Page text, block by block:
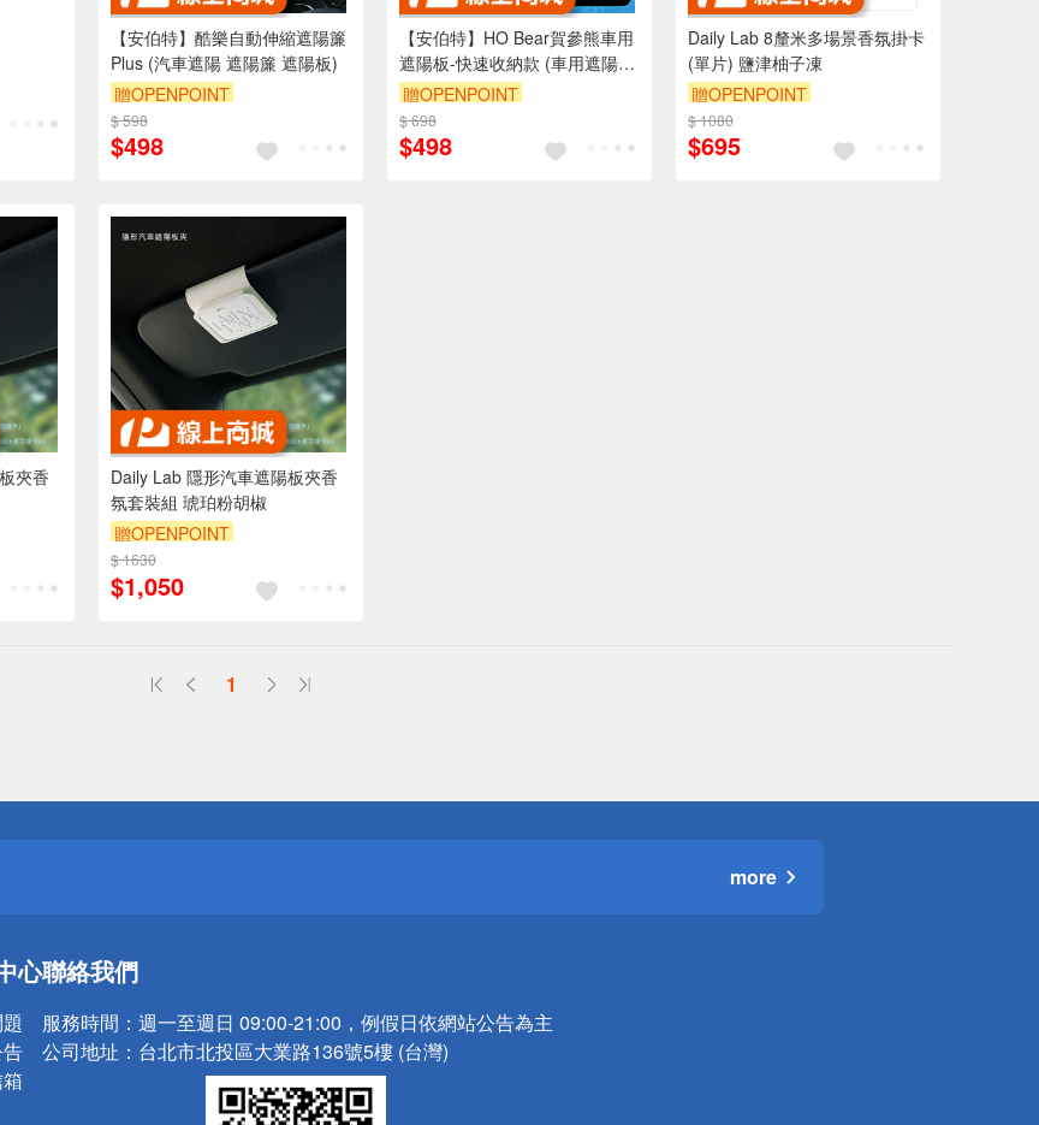
【安伯特】酷樂自動伸縮遮陽簾
Plus (汽車遮陽 遮陽簾 遮陽板)
贈OPENPOINT
$ 598
$498
【安伯特】HO Bear賀參熊車用
遮陽板-快速收納款 (車用遮陽板
汽車遮陽檔 隔熱遮陽)
贈OPENPOINT
$ 698
$498
Daily Lab 8釐米多場景香氛掛卡
(單片) 鹽津柚子凍
贈OPENPOINT
$ 1080
$695
夾香
Daily Lab 隱形汽車遮陽板夾香
氛套裝組 琥珀粉胡椒
贈OPENPOINT
$ 1630
$1,050
1
！
！
more
心聯絡我們
服務時間： 週一至週日 09:00-21:00，例假日依網站公告為主
公司地址： 台北市北投區大業路136號5樓 (台灣)